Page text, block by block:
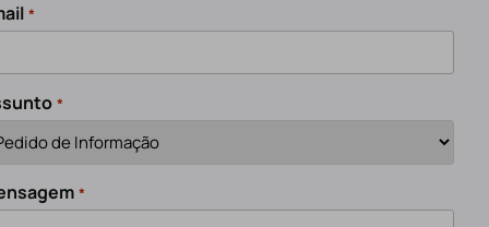
*
*
*